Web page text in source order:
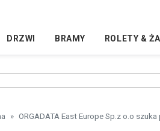
DRZWI BRAMY ROLETY &
ORGADATA East Europe Sp.z o.o